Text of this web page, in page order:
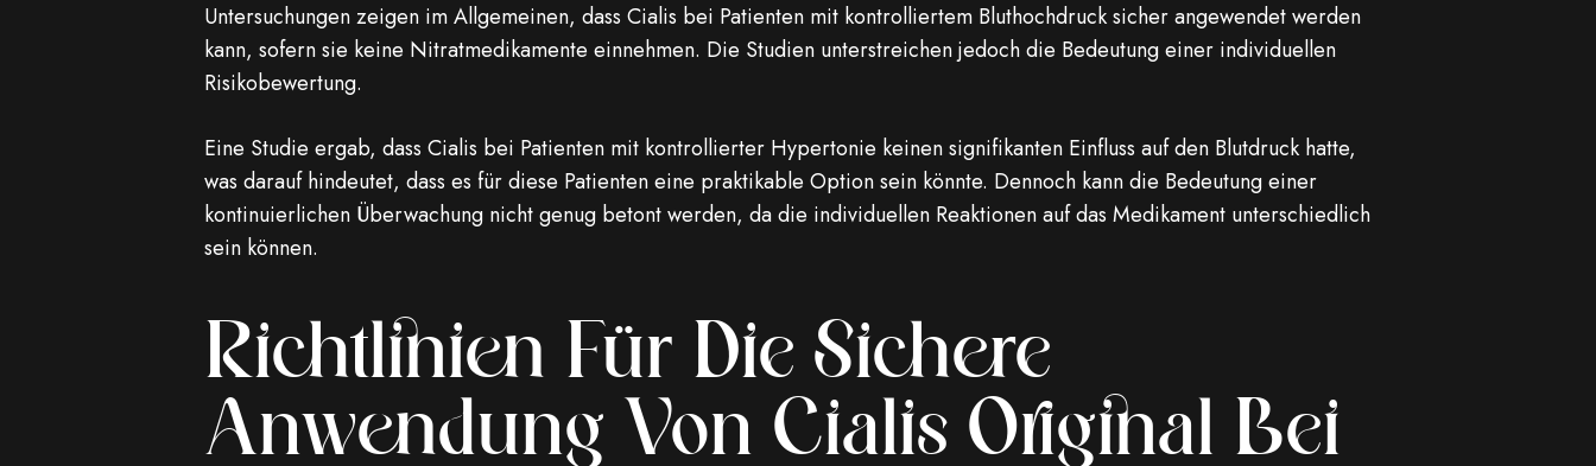
Untersuchungen zeigen im Allgemeinen, dass Cialis bei Patienten mit kontrolliertem Bluthochdruck sicher angewendet werden
kann, sofern sie keine Nitratmedikamente einnehmen. Die Studien unterstreichen jedoch die Bedeutung einer individuellen
Risikobewertung.
Eine Studie ergab, dass Cialis bei Patienten mit kontrollierter Hypertonie keinen signifikanten Einfluss auf den Blutdruck hatte,
was darauf hindeutet, dass es für diese Patienten eine praktikable Option sein könnte. Dennoch kann die Bedeutung einer
kontinuierlichen Überwachung nicht genug betont werden, da die individuellen Reaktionen auf das Medikament unterschiedlich
sein können.
Richtlinien Für Die Sichere
Anwendung Von Cialis Original Bei